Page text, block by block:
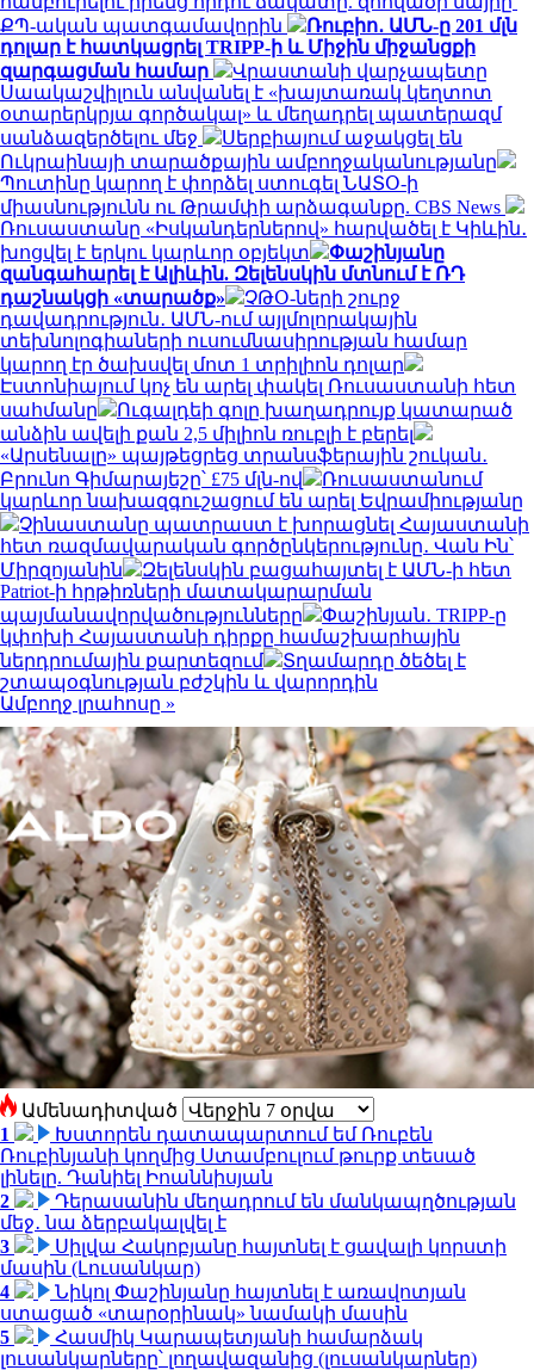
ՔՊ-ական պատգամավորին
Ռուբիո․ ԱՄՆ-ը 201 մլն
դոլար է հատկացրել TRIPP-ի և Միջին միջանցքի
զարգացման համար
Վրաստանի վարչապետը
Սաակաշվիլուն անվանել է «խայտառակ կեղտոտ
օտարերկրյա գործակալ» և մեղադրել պատերազմ
սանձազերծելու մեջ
Սերբիայում աջակցել են
Ուկրաինայի տարածքային ամբողջականությանը
Պուտինը կարող է փորձել ստուգել ՆԱՏՕ-ի
միասնությունն ու Թրամփի արձագանքը. CBS News
Ռուսաստանը «Իսկանդերներով» հարվածել է Կիևին․
խոցվել է երկու կարևոր օբյեկտ
Փաշինյանը
զանգահարել է Ալիևին. Զելենսկին մտնում է ՌԴ
դաշնակցի «տարածք»
ՉԹՕ-ների շուրջ
դավադրություն․ ԱՄՆ-ում այլմոլորակային
տեխնոլոգիաների ուսումնասիրության համար
կարող էր ծախսվել մոտ 1 տրիլիոն դոլար
Էստոնիայում կոչ են արել փակել Ռուսաստանի հետ
սահմանը
Ուգալդեի գոլը խաղադրույք կատարած
անձին ավելի քան 2,5 միլիոն ռուբլի է բերել
«Արսենալը» պայթեցրեց տրանսֆերային շուկան․
Բրունո Գիմարայեշը՝ £75 մլն-ով
Ռուսաստանում
կարևոր նախազգուշացում են արել Եվրամիությանը
Չինաստանը պատրաստ է խորացնել Հայաստանի
հետ ռազմավարական գործընկերությունը․ Վան Ին՝
Միրզոյանին
Զելենսկին բացահայտել է ԱՄՆ-ի հետ
Patriot-ի հրթիռների մատակարարման
պայմանավորվածությունները
Փաշինյան․ TRIPP-ը
կփոխի Հայաստանի դիրքը համաշխարհային
ներդրումային քարտեզում
Տղամարդը ծեծել է
շտապօգնության բժշկին և վարորդին
Ամբողջ լրահոսը »
Ամենադիտված
1
Խստորեն դատապարտում եմ Ռուբեն
Ռուբինյանի կողմից Ստամբուլում թուրք տեսած
լինելը. Դանիել Իոաննիսյան
2
Դերասանին մեղադրում են մանկապղծության
մեջ․ նա ձերբակալվել է
3
Սիլվա Հակոբյանը հայտնել է ցավալի կորստի
մասին (Լուսանկար)
4
Նիկոլ Փաշինյանը հայտնել է առավոտյան
ստացած «տարօրինակ» նամակի մասին
5
Հասմիկ Կարապետյանի համարձակ
լուսանկարները՝ լողավազանից (լուսանկարներ)